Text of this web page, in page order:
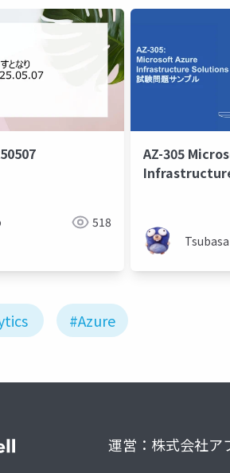
518
AZ-305
#Azure
運営：株式会社ア